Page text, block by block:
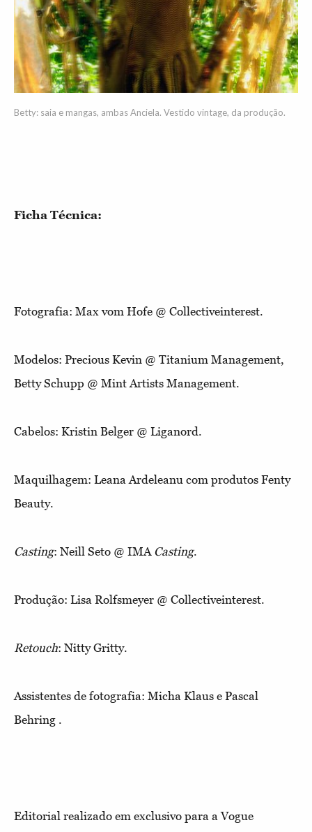
Betty: saia e mangas, ambas Anciela. Vestido vintage, da produção.
Ficha Técnica:
Fotografia: Max vom Hofe @ Collectiveinterest.
Modelos: Precious Kevin @ Titanium Management,
Betty Schupp @ Mint Artists Management.
Cabelos: Kristin Belger @ Liganord.
Maquilhagem: Leana Ardeleanu com produtos Fenty
Beauty.
Casting: Neill Seto @ IMA Casting.
Produção: Lisa Rolfsmeyer @ Collectiveinterest.
Retouch: Nitty Gritty.
Assistentes de fotografia: Micha Klaus e Pascal
Behring .
Editorial realizado em exclusivo para a Vogue